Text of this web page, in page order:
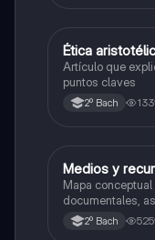
Filosofía
Ética
Artículo que
puntos claves
2º Bach 133
Metodología de
Medios y
Mapa
documentales,
de información
2º Bach 525